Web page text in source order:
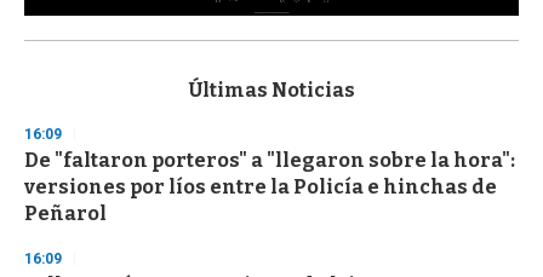
s
d
s
o
f
3
s
Últimas Noticias
16:09
De "faltaron porteros" a "llegaron sobre la hora":
versiones por líos entre la Policía e hinchas de
Peñarol
16:09